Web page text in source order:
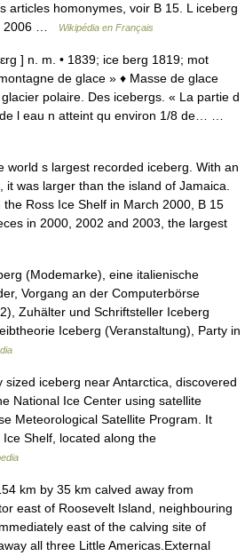
articles homonymes, voir B 15. L iceberg
2006 …
Wikipédia en Français
] n. m. • 1839; ice berg 1819; mot
de glace » ♦ Masse de glace
polaire. Des icebergs. « La partie d
l eau n atteint qu environ 1/8 de… …
world s largest recorded iceberg. With an
it was larger than the island of Jamaica.
Ross Ice Shelf in March 2000, B 15
in 2000, 2002 and 2003, the largest
(Modemarke), eine italienische
Vorgang an der Computerbörse
Zuhälter und Schriftsteller Iceberg
Iceberg (Veranstaltung), Party in
iceberg near Antarctica, discovered
National Ice Center using satellite
Meteorological Satellite Program. It
Shelf, located along the
km by 35 km calved away from
east of Roosevelt Island, neighbouring
east of the calving site of
all three Little Americas.External